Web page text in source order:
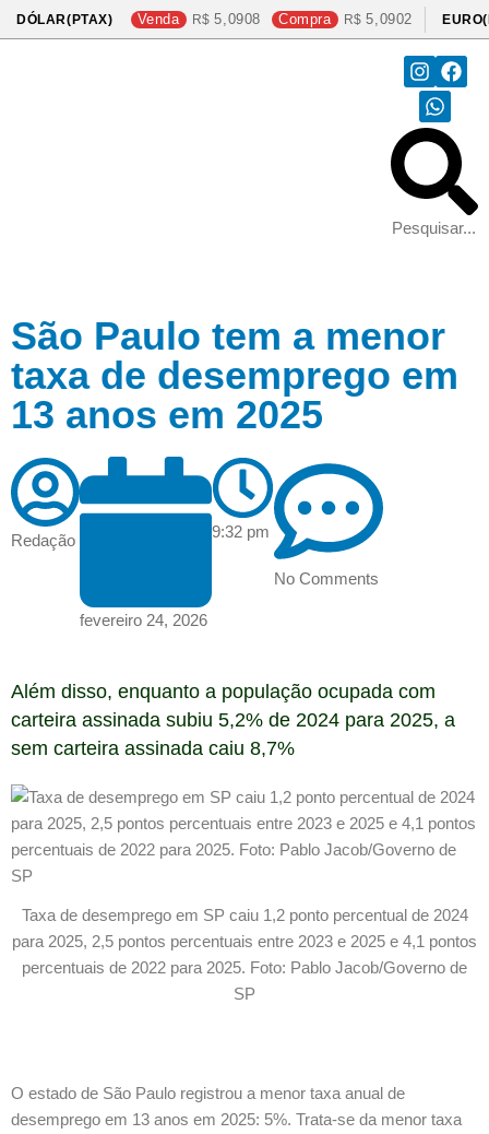
DÓLAR(PTAX) Venda 5,0908 Compra 5,0902
São Paulo tem a menor
taxa de desemprego em
13 anos em 2025
Redação
fevereiro 24, 2026
9:32 pm
No Comments
Além disso, enquanto a população ocupada com
carteira assinada subiu 5,2% de 2024 para 2025, a
sem carteira assinada caiu 8,7%
Taxa de desemprego em SP caiu 1,2 ponto percentual de 2024
para 2025, 2,5 pontos percentuais entre 2023 e 2025 e 4,1 pontos
percentuais de 2022 para 2025. Foto: Pablo Jacob/Governo de
SP
O estado de São Paulo registrou a menor taxa anual de
desemprego em 13 anos em 2025: 5%. Trata-se da menor taxa